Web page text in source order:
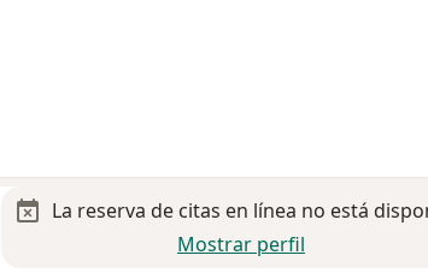
La reserva de citas en línea no está
Mostrar perfil